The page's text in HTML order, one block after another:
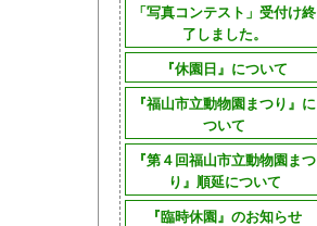
「写真コンテスト」受付け終
了しました。
『休園日』について
『福山市立動物園まつり』に
ついて
『第４回福山市立動物園まつ
り』順延について
『臨時休園』のお知らせ